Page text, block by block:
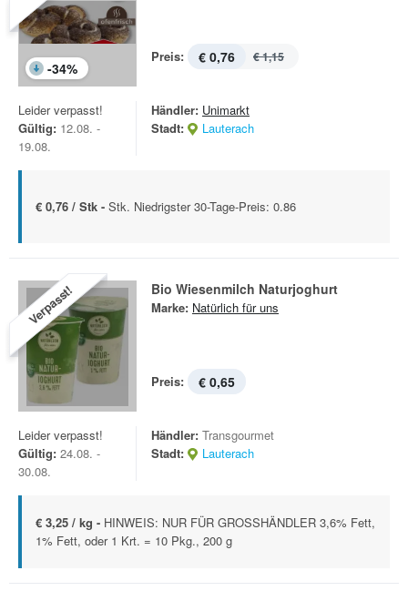
-34%
Preis: € 0,76 € 1,15
Leider verpasst!
Gültig: 12.08. -
19.08.
Händler: Unimarkt
Stadt:
Lauterach
€ 0,76 / Stk - Stk. Niedrigster 30-Tage-Preis: 0.86
Verpasst! Bio Wiesenmilch Naturjoghurt
Marke: Natürlich für uns
Preis: € 0,65
Leider verpasst!
Gültig: 24.08. -
30.08.
Händler: Transgourmet
Stadt:
Lauterach
€ 3,25 / kg - HINWEIS: NUR FÜR GROSSHÄNDLER 3,6% Fett,
1% Fett, oder 1 Krt. = 10 Pkg., 200 g